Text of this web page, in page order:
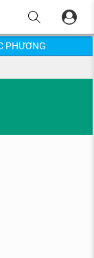
PHƯƠNG